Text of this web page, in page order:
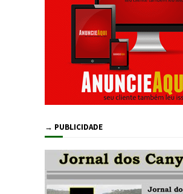
→ PUBLICIDADE